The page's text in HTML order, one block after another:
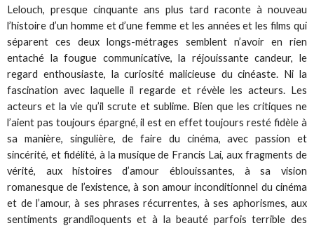
Lelouch, presque cinquante ans plus tard raconte à nouveau
l’histoire d’un homme et d’une femme et les années et les films qui
séparent ces deux longs-métrages semblent n’avoir en rien
entaché la fougue communicative, la réjouissante candeur, le
regard enthousiaste, la curiosité malicieuse du cinéaste. Ni la
fascination avec laquelle il regarde et révèle les acteurs. Les
acteurs et la vie qu’il scrute et sublime. Bien que les critiques ne
l’aient pas toujours épargné, il est en effet toujours resté fidèle à
sa manière, singulière, de faire du cinéma, avec passion et
sincérité, et fidélité, à la musique de Francis Lai, aux fragments de
vérité, aux histoires d’amour éblouissantes, à sa vision
romanesque de l’existence, à son amour inconditionnel du cinéma
et de l’amour, à ses phrases récurrentes, à ses aphorismes, aux
sentiments grandiloquents et à la beauté parfois terrible des